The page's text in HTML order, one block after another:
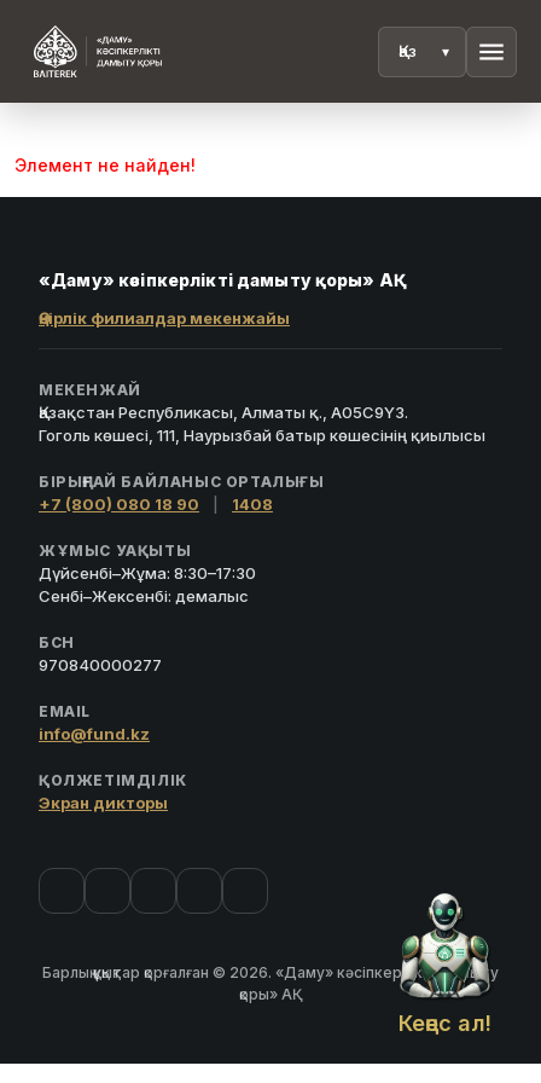
menu
Кеңес ал!
Элемент не найден!
«Даму» кәсіпкерлікті дамыту қоры» АҚ
Өңірлік филиалдар мекенжайы
МЕКЕНЖАЙ
Қазақстан Республикасы, Алматы қ., A05C9Y3.
Гоголь көшесі, 111, Наурызбай батыр көшесінің қиылысы
БІРЫҢҒАЙ БАЙЛАНЫС ОРТАЛЫҒЫ
+7 (800) 080 18 90 1408
ЖҰМЫС УАҚЫТЫ
Дүйсенбі–Жұма: 8:30–17:30
Сенбі–Жексенбі: демалыс
БСН
970840000277
EMAIL
info@fund.kz
ҚОЛЖЕТІМДІЛІК
Экран дикторы
Барлық құқықтар қорғалған © 2026. «Даму» кәсіпкерлікті дамыту
қоры» АҚ